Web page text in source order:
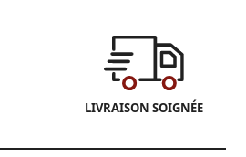
LIVRAISON SOIGNÉE